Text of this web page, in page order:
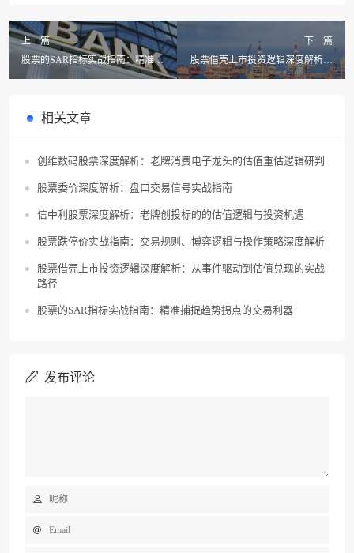
上一篇
股票的SAR指标实战指南：精准捕
捉趋势拐点的交易利器
下一篇
股票借壳上市投资逻辑深度解析：
从事件驱动到估值兑现的实战路径
相关文章
创维数码股票深度解析：老牌消费电子龙头的估值重估逻辑研判
股票委价深度解析：盘口交易信号实战指南
信中利股票深度解析：老牌创投标的的估值逻辑与投资机遇
股票跌停价实战指南：交易规则、博弈逻辑与操作策略深度解析
股票借壳上市投资逻辑深度解析：从事件驱动到估值兑现的实战
路径
股票的SAR指标实战指南：精准捕捉趋势拐点的交易利器
发布评论